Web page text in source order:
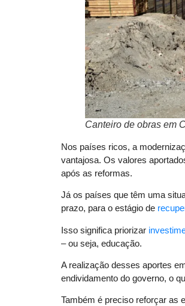
Canteiro de obras em
Nos países ricos, a
vantajosa. Os valores
após as reformas.
Já os países que têm uma
prazo, para o estágio de
Isso significa priorizar
– ou seja, educação.
A realização desses aportes
endividamento do governo, o
Também é preciso reforçar as